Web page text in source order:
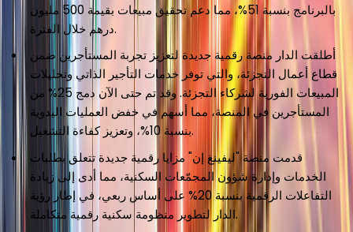
بالبرنامج بنسبة 51%، مما دعم تحقيق مبيعات بقيمة 500 مليون
درهم خلال الفترة.
أطلقت الدار منصة رقمية جديدة لتعزيز تجربة المستأجرين ضمن
قطاع أعمال التجزئة، والتي توفر خدمات التأجير الذاتي وتحليلات
المبيعات الفورية لشركاء التجزئة. وقد تم حتى الآن دمج 25% من
المستأجرين في المنصة، مما أسهم في خفض العمليات اليدوية
بنسبة 10%، وتعزيز كفاءة التشغيل.
قدمت منصة "ليفينغ إن" مزايا رقمية جديدة تتعلق بطلبات
الخدمات وإدارة شؤون المجمّعات السكنية، مما أدى إلى زيادة
التفاعلات الرقمية بنسبة 20% على أساس ربعي، في إطار رؤية
الدار لتطوير منظومة سكنية رقمية متكاملة.